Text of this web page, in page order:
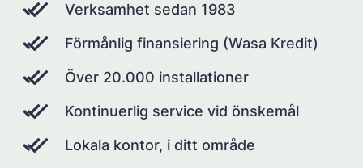
Verksamhet sedan 1983
Förmånlig finansiering (Wasa Kredit)
Över 20.000 installationer
Kontinuerlig service vid önskemål
Lokala kontor, i ditt område